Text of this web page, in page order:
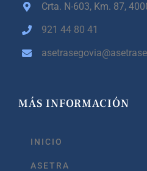
Crta. N-603, Km. 87,
921 44 80 41
MÁS INFORMACIÓN
INICIO
ASETRA